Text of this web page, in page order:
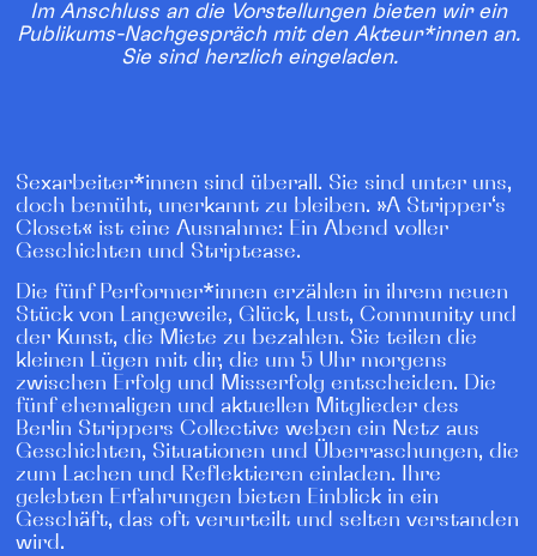
Im Anschluss an die Vorstellungen bieten wir ein
Publikums-Nachgespräch mit den Akteur*innen an.
Sie sind herzlich eingeladen.
Sexarbeiter*innen sind überall. Sie sind unter uns,
doch bemüht, unerkannt zu bleiben. »A Stripper‘s
Closet« ist eine Ausnahme: Ein Abend voller
Geschichten und Striptease.
Die fünf Performer*innen erzählen in ihrem neuen
Stück von Langeweile, Glück, Lust, Community und
der Kunst, die Miete zu bezahlen. Sie teilen die
kleinen Lügen mit dir, die um 5 Uhr morgens
zwischen Erfolg und Misserfolg entscheiden. Die
fünf ehemaligen und aktuellen Mitglieder des
Berlin Strippers Collective weben ein Netz aus
Geschichten, Situationen und Überraschungen, die
zum Lachen und Reflektieren einladen. Ihre
gelebten Erfahrungen bieten Einblick in ein
Geschäft, das oft verurteilt und selten verstanden
wird.